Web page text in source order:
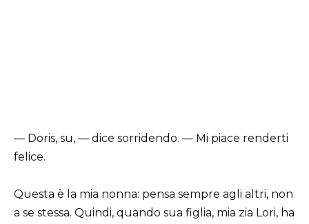
— Doris, su, — dice sorridendo. — Mi piace renderti
felice.
Questa è la mia nonna: pensa sempre agli altri, non
a se stessa. Quindi, quando sua figlia, mia zia Lori, ha